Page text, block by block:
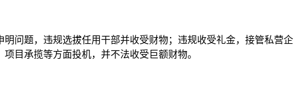
问题，违规选拔任用干部并收受财物；违规收受礼金，接管私营企
目承揽等方面投机，并不法收受巨额财物。